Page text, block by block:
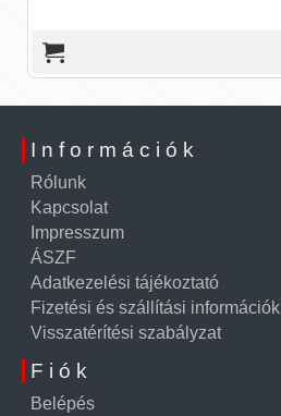
Információk
Rólunk
Kapcsolat
Impresszum
ÁSZF
Adatkezelési tájékoztató
Fizetési és szállítási információk
Visszatérítési szabályzat
Fiók
Belépés